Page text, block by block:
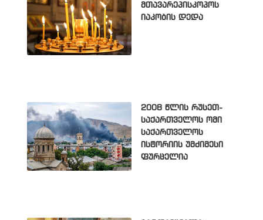
მთავარეპისკოპოს
იაკობის დედა
2008 წლის რუსეთ-
საქართველოს ომი
საქართველოს
ისტორიის უმძიმესი
ფურცელია